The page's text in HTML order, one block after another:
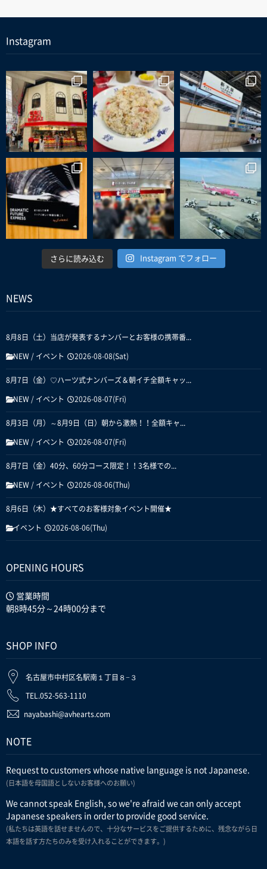
Instagram
さらに読み込む Instagram でフォロー
NEWS
8月8日（土）当店が発表するナンバーとお客様の携帯番...
NEW / イベント 2026-08-08(Sat)
8月7日（金）♡ハーツ式ナンバーズ＆朝イチ全額キャッ...
NEW / イベント 2026-08-07(Fri)
8月3日（月）～8月9日（日）朝から激熱！！全額キャ...
NEW / イベント 2026-08-07(Fri)
8月7日（金）40分、60分コース限定！！3名様での...
NEW / イベント 2026-08-06(Thu)
8月6日（木）★すべてのお客様対象イベント開催★
イベント 2026-08-06(Thu)
OPENING HOURS
営業時間
朝8時45分～24時00分まで
SHOP INFO
名古屋市中村区名駅南１丁目８−３
TEL.052-563-1110
nayabashi@avhearts.com
NOTE
Request to customers whose native language is not Japanese.
(日本語を母国語としないお客様へのお願い)
We cannot speak English, so we're afraid we can only accept
Japanese speakers in order to provide good service.
(私たちは英語を話せませんので、十分なサービスをご提供するために、残念ながら日
本語を話す方たちのみを受け入れることができます。)